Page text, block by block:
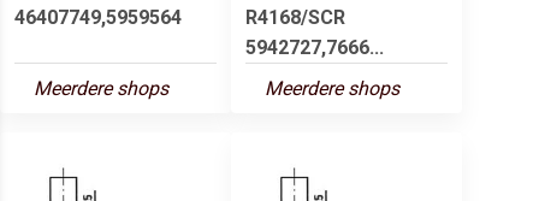
46407749,5959564
Meerdere shops
R4168/SCR
5942727,7666...
Meerdere shops